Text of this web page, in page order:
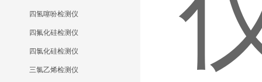
四氢噻吩检测仪
四氟化硅检测仪
四氯化硅检测仪
三氯乙烯检测仪